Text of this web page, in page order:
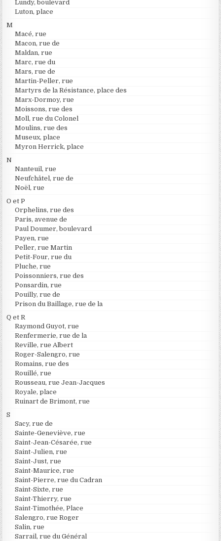
Lundy, boulevard
Luton, place
M
Macé, rue
Macon, rue de
Maldan, rue
Marc, rue du
Mars, rue de
Martin-Peller, rue
Martyrs de la Résistance, place des
Marx-Dormoy, rue
Moissons, rue des
Moll, rue du Colonel
Moulins, rue des
Museux, place
Myron Herrick, place
N
Nanteuil, rue
Neufchâtel, rue de
Noël, rue
O et P
Orphelins, rue des
Paris, avenue de
Paul Doumer, boulevard
Payen, rue
Peller, rue Martin
Petit-Four, rue du
Pluche, rue
Poissonniers, rue des
Ponsardin, rue
Pouilly, rue de
Prison du Baillage, rue de la
Q et R
Raymond Guyot, rue
Renfermerie, rue de la
Reville, rue Albert
Roger-Salengro, rue
Romains, rue des
Rouillé, rue
Rousseau, rue Jean-Jacques
Royale, place
Ruinart de Brimont, rue
S
Sacy, rue de
Sainte-Geneviève, rue
Saint-Jean-Césarée, rue
Saint-Julien, rue
Saint-Just, rue
Saint-Maurice, rue
Saint-Pierre, rue du Cadran
Saint-Sixte, rue
Saint-Thierry, rue
Saint-Timothée, Place
Salengro, rue Roger
Salin, rue
Sarrail, rue du Général